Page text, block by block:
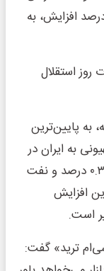
آمریکا با ۳۲ سنت معادل ۰.۴۷ درصد افزایش، به
روز استقلال
به پایین‌ترین
به ایران در
اواخر فوریه رسیدند. برنت در هفته جاری ۰.۳۵ درصد و نفت
افزایش
است.
ترید» گفت: